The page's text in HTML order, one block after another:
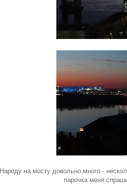
Народу на мосту довольно много -
парочка меня